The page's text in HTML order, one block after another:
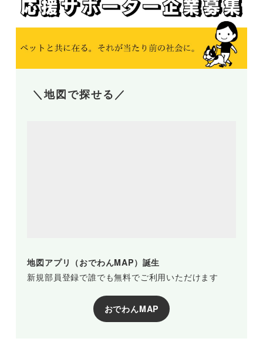
＼地図で探せる／
地図アプリ（おでわんMAP）誕生
新規部員登録で誰でも無料でご利用いただけます
おでわんMAP